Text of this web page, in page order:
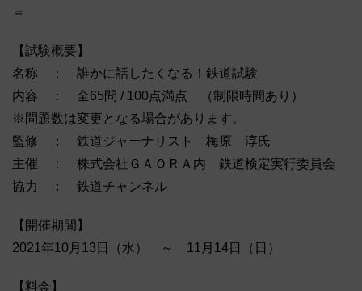
＝
【試験概要】
名称 ： 誰かに話したくなる！鉄道試験
内容 ： 全65問 / 100点満点 （制限時間あり）
※問題数は変更となる場合があります。
監修 ： 鉄道ジャーナリスト 梅原 淳氏
主催 ： 株式会社ＧＡＯＲＡ内 鉄道検定実行委員会
協力 ： 鉄道チャンネル
【開催期間】
2021年10月13日（水） ～ 11月14日（日）
【料金】